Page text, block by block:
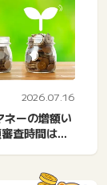
2026.07.16
ネーの増額い
査時間は長